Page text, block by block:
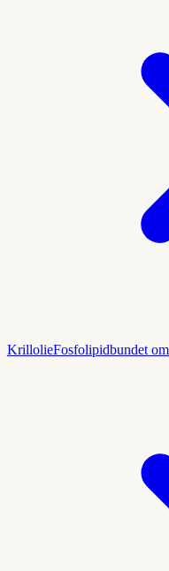
KrillolieFosfolipidbundet